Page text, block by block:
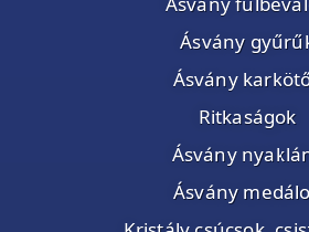
Ásvány
Ásvány
Ritkaságok
Ásvány
Ásvány